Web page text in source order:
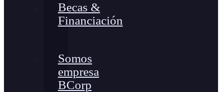
Becas &
Financiación
Somos
empresa
BCorp